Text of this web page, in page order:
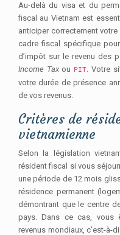
Au-delà du visa et du
fiscal au Vietnam est
anticiper correctement
cadre fiscal spécifique
d’impôt sur le revenu des
Income Taxou PIT. Votre
votre durée de présence
de vos revenus.
Critères de
vietnamienne
Selon la législation
résident fiscal si vous
une période de 12 mois
résidence permanent
démontrant que le centre
pays. Dans ce cas, vous
revenus mondiaux, c’est-à-